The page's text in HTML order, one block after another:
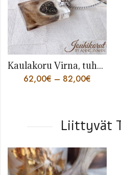
Kaulakoru Virna, tuhkasydän
62,00€ – 82,00€
Liittyvät